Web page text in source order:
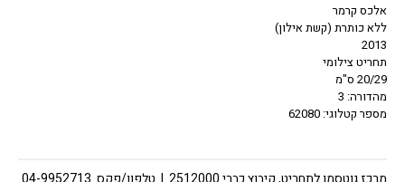
אלכס קרמר
ללא כותרת (קשת אילון)
2013
תחריט צילומי
20/29 ס"מ
מהדורה: 3
מספר קטלוגי: 62080